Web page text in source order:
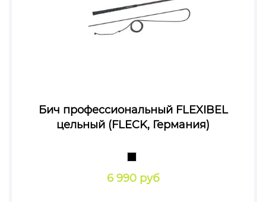
Бич профессиональный FLEXIBEL
цельный (FLECK, Германия)
6 990 руб